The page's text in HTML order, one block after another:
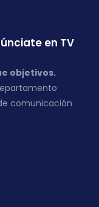
en TV
objetivos.
comunicación